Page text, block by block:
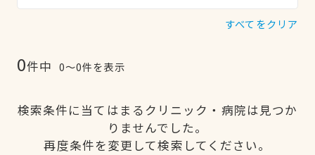
すべてをクリア
0件中 0〜0件を表示
検索条件に当てはまるクリニック・病院は見つか
りませんでした。
再度条件を変更して検索してください。